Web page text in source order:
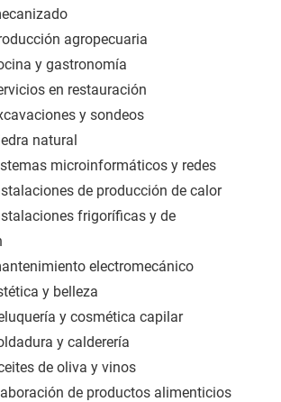
agropecuaria
y gastronomía
en restauración
y sondeos
natural
microinformáticos y redes
de producción de calor
frigoríficas y de
electromecánico
y belleza
y cosmética capilar
y calderería
de oliva y vinos
de productos alimenticios